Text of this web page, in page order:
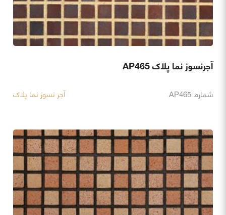
آجرنسوز نما پلاک AP465
شماره. AP465 آجر نسوز نما پلاک